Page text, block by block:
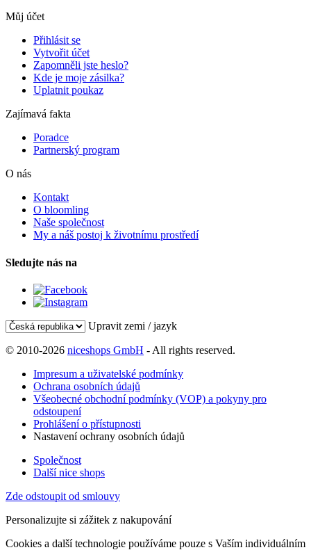
Můj účet
Přihlásit se
Vytvořit účet
Zapomněli jste heslo?
Kde je moje zásilka?
Uplatnit poukaz
Zajímavá fakta
Poradce
Partnerský program
O nás
Kontakt
O bloomling
Naše společnost
My a náš postoj k životnímu prostředí
Sledujte nás na
Upravit zemi / jazyk
© 2010-2026 niceshops GmbH - All rights reserved.
Impresum a uživatelské podmínky
Ochrana osobních údajů
Všeobecné obchodní podmínky (VOP) a pokyny pro
odstoupení
Prohlášení o přístupnosti
Nastavení ochrany osobních údajů
Společnost
Další nice shops
Zde odstoupit od smlouvy
Personalizujte si zážitek z nakupování
Cookies a další technologie používáme pouze s Vaším individuálním